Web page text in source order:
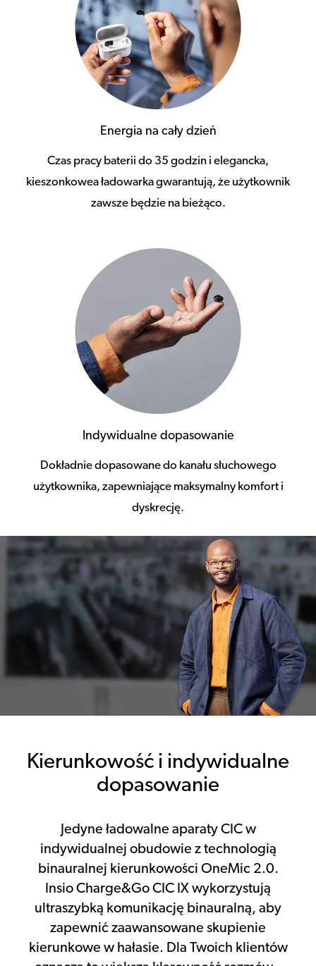
Energia na cały dzień
Czas pracy baterii do 35 godzin i elegancka,
kieszonkowea ładowarka gwarantują, że użytkownik
zawsze będzie na bieżąco.
Indywidualne dopasowanie
Dokładnie dopasowane do kanału słuchowego
użytkownika, zapewniające maksymalny komfort i
dyskrecję.
Kierunkowość i indywidualne
dopasowanie
Jedyne ładowalne aparaty CIC w
indywidualnej obudowie z technologią
binauralnej kierunkowości OneMic 2.0.
Insio Charge&Go CIC IX wykorzystują
ultraszybką komunikację binauralną, aby
zapewnić zaawansowane skupienie
kierunkowe w hałasie. Dla Twoich klientów